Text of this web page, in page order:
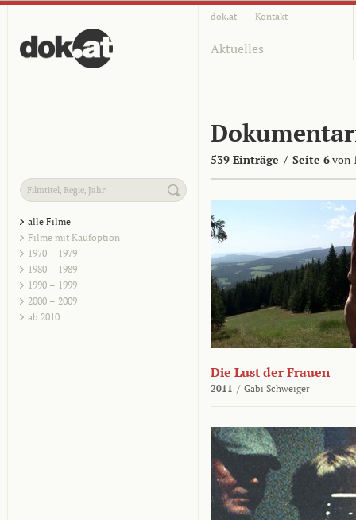
dok.at Kontakt
Aktuelles
539 Einträge / Seite 6von
alle Filme
Filme mit Kaufoption
1970 – 1979
1980 – 1989
1990 – 1999
2000 – 2009
ab 2010
Die Lust der Frauen
2011 / Gabi Schweiger